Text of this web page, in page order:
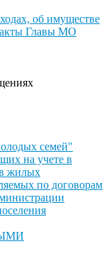
об имуществе
Главы МО
семей"
на учете в
жилых
по договорам